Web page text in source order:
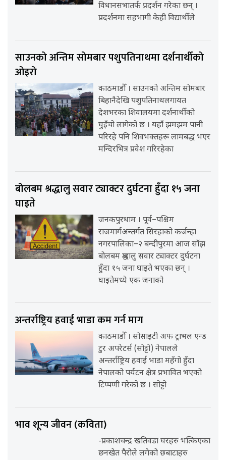
विधानसभातर्फ प्रदर्शन गरेका छन् ।
प्रदर्शनमा सहभागी केही विद्यार्थीले
साउनको अन्तिम सोमबार पशुपतिनाथमा दर्शनार्थीको
ओइरो
काठमाडौँ । साउनको अन्तिम सोमबार
बिहानैदेखि पशुपतिनाथलगायत
देशभरका शिवालयमा दर्शनार्थीको
घुइँचो लागेको छ । यहाँ झमझम पानी
परिरहे पनि शिवभक्तहरू लामबद्ध भएर
मन्दिरभित्र प्रवेश गरिरहेका
बोलबम श्रद्धालु सवार ट्याक्टर दुर्घटना हुँदा १५ जना
घाइते
जनकपुरधाम । पूर्व–पश्चिम
राजमार्गअन्तर्गत सिरहाको कर्जन्हा
नगरपालिका–२ बन्दीपुरमा आज साँझ
बोलबम श्रद्धालु सवार ट्याक्टर दुर्घटना
हुँदा १५ जना घाइते भएका छन् ।
घाइतेमध्ये एक जनाको
अन्तर्राष्ट्रिय हवाई भाडा कम गर्न माग
काठमाडौँ । सोसाइटी अफ ट्राभल एन्ड
टुर अपरेटर्स (सोट्टो) नेपालले
अन्तर्राष्ट्रिय हवाई भाडा महँगो हुँदा
नेपालको पर्यटन क्षेत्र प्रभावित भएको
टिप्पणी गरेको छ । सोट्टो
भाव शून्य जीवन (कविता)
-प्रकाशचन्द्र खतिवडा घरहरु भत्किएका
छनखेत पैरोले लगेको छबाटाहरु